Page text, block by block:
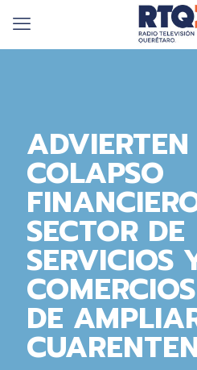
ADVIERTEN
COLAPSO
SECTOR DE
SERVICIOS
DE